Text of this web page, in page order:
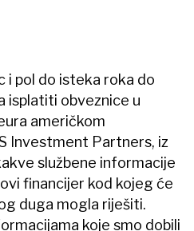
i pol do isteka roka do
isplatiti obveznice u
američkom
Investment Partners, iz
službene informacije
financijer kod kojeg će
duga mogla riješiti.
koje smo dobili